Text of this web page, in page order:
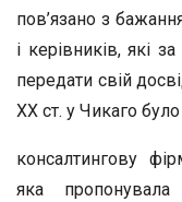
пов’язано з
і керівників, які
передати свій
ХХ ст. у Чикаго
консалтингову
яка